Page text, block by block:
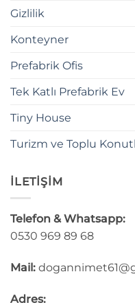
Gizlilik
Konteyner
Prefabrik Ofis
Tek Katlı Prefabrik Ev
Tiny House
Turizm ve Toplu
İLETİŞİM
Telefon & Whatsapp:
0530 969 89 68
Mail:
Adres: